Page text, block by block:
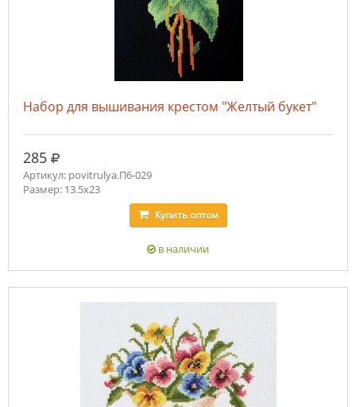
Набор для вышивания крестом "Желтый букет"
285 руб.
Артикул: povitrulya.П6-029
Размер: 13.5х23
Купитьоптом
в наличии